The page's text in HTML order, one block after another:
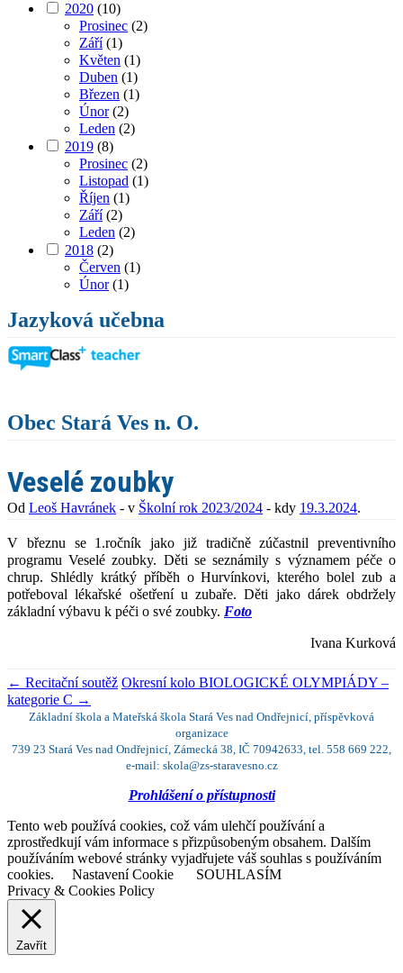
2020 (10)
Prosinec (2)
Září(1)
Květen (1)
Duben (1)
Březen (1)
Únor(2)
Leden (2)
2019 (8)
Prosinec (2)
Listopad (1)
Říjen (1)
Září(2)
Leden (2)
2018 (2)
Červen (1)
Únor(1)
Jazyková učebna
Obec Stará Ves n. O.
Veselé zoubky
Od Leoš Havránek - v Školní rok 2023/2024 - kdy 19.3.2024.
V březnu se 1.ročník jako již tradičně zúčastnil preventivního
programu Veselé zoubky. Děti se seznámily s významem péče o
chrup. Shlédly krátký příběh o Hurvínkovi, kterého bolel zub a
potřeboval lékařské ošetření u zubaře. Děti jako dárek obdržely
základní výbavu k péči o své zoubky. Foto
Ivana Kurková
← Recitační soutěž Okresní kolo BIOLOGICKÉ OLYMPIÁDY –
kategorie C →
Základní škola a Mateřská škola Stará Ves nad Ondřejnicí, příspěvková
organizace
739 23 Stará Ves nad Ondřejnicí, Zámecká 38, IČ 70942633, tel. 558 669 222,
e-mail: skola@zs-staravesno.cz
Prohlášení o přístupnosti
Tento web používá cookies, což vám ulehčí používání a
zprostředkují vám informace s přizpůsobeným obsahem. Dalším
používáním webové stránky vyjadřujete váš souhlas s používáním
cookies.
Nastavení Cookie
SOUHLASÍM
Privacy & Cookies Policy
Zavřít